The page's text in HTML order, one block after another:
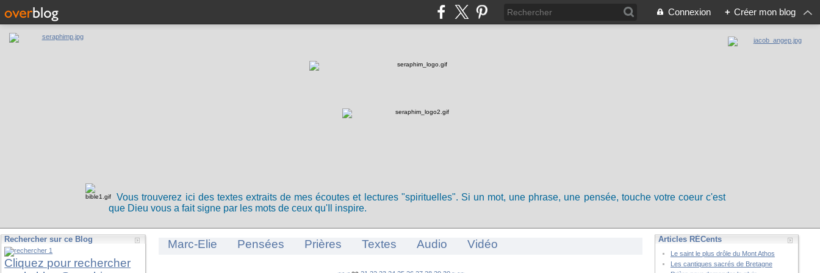
Connexion + Créer mon blog
Vous trouverez ici des textes extraits de mes écoutes et lectures "spirituelles". Si un mot, une phrase, une pensée, touche votre coeur c'est
que Dieu vous a fait signe par les mots de ceux qu'Il inspire.
Rechercher sur ce Blog
Cliquez pour rechercher
Marc-Elie Pensées Prières Textes Audio Vidéo Articles RÉCents
Le saint le plus drôle du Mont Athos
Les cantiques sacrés de Bretagne